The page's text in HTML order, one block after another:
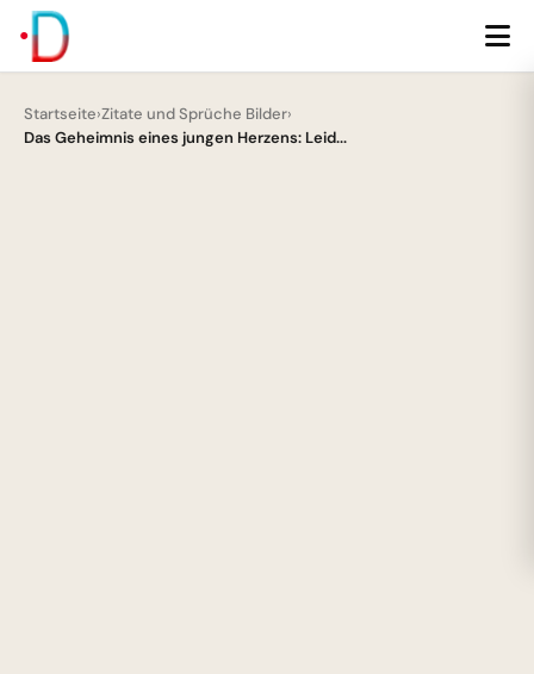
Startseite›Zitate und Sprüche Bilder›
Das Geheimnis eines jungen Herzens: Leid...